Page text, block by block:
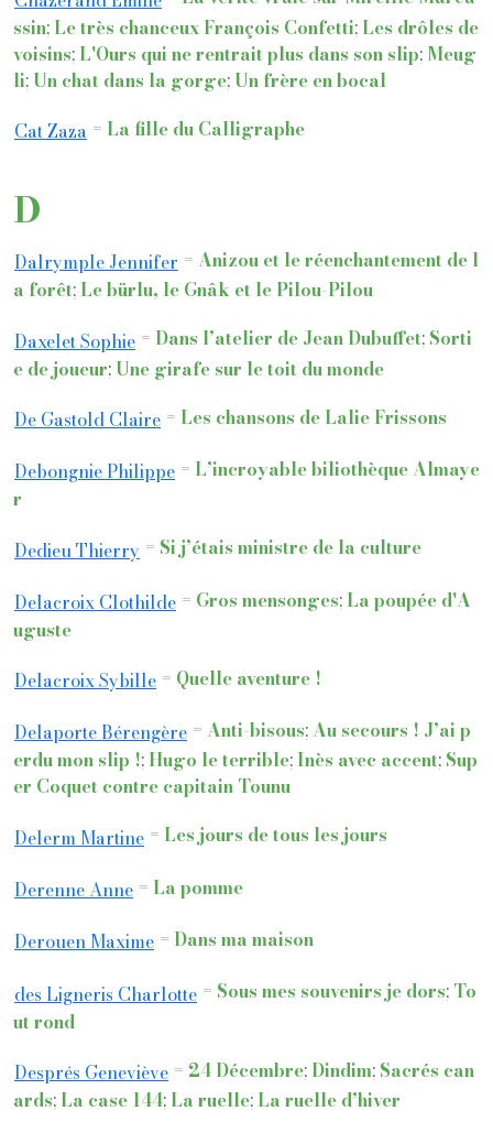
ssin;Le très chanceux François Confetti;Les drôles de
voisins;L'Ours qui ne rentrait plus dans son slip; Meug
li;Un chat dans la gorge;Un frère en bocal
Cat Zaza = La fille du Calligraphe
D
Dalrymple Jennifer = Anizou et le réenchantement de l
a forêt;Le bürlu, le Gnâk et le Pilou-Pilou
Daxelet Sophie = Dans l’atelier de Jean Dubuffet; Sorti
e de joueur;Une girafe sur le toit du monde
De Gastold Claire = Les chansons de Lalie Frissons
Debongnie Philippe = L’incroyable biliothèque Almaye
r
Dedieu Thierry = Si j’étais ministre de la culture
Delacroix Clothilde = Gros mensonges;La poupée d'A
uguste
Delacroix Sybille = Quelle aventure !
Delaporte Bérengère = Anti-bisous;Au secours ! J’ai p
erdu mon slip !;Hugo le terrible;Inès avec accent; Sup
er Coquet contre capitain Tounu
Delerm Martine = Les jours de tous les jours
Derenne Anne = La pomme
Derouen Maxime = Dans ma maison
des Ligneris Charlotte = Sous mes souvenirs je dors; To
ut rond
Després Geneviève = 24 Décembre;Dindim; Sacrés can
ards;La case 144;La ruelle;La ruelle d’hiver